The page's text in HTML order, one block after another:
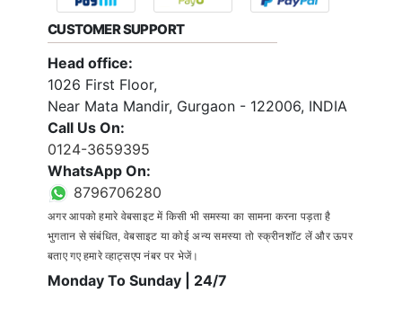
CUSTOMER SUPPORT
Head office:
1026 First Floor,
Near Mata Mandir, Gurgaon - 122006, INDIA
Call Us On:
0124-3659395
WhatsApp On:
8796706280
अगर आपको हमारे वेबसाइट में किसी भी समस्या का सामना करना पड़ता है
भुगतान से संबंधित, वेबसाइट या कोई अन्य समस्या तो स्क्रीनशॉट लें और ऊपर
बताए गए हमारे व्हाट्सएप नंबर पर भेजें।
Monday To Sunday | 24/7